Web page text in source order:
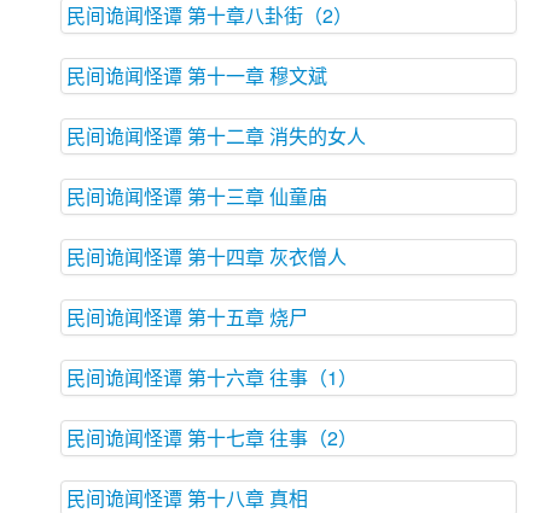
民间诡闻怪谭 第十章八卦街（2）
民间诡闻怪谭 第十一章 穆文斌
民间诡闻怪谭 第十二章 消失的女人
民间诡闻怪谭 第十三章 仙童庙
民间诡闻怪谭 第十四章 灰衣僧人
民间诡闻怪谭 第十五章 烧尸
民间诡闻怪谭 第十六章 往事（1）
民间诡闻怪谭 第十七章 往事（2）
民间诡闻怪谭 第十八章 真相